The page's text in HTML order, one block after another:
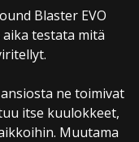
Blaster EVO
testata mitä
ne toimivat
itse kuulokkeet,
Muutama